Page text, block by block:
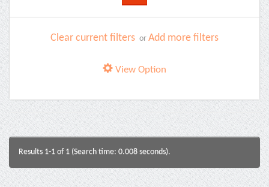
Clear current filters or Add more filters
View Option
Results 1-1 of 1 (Search time: 0.008 seconds).